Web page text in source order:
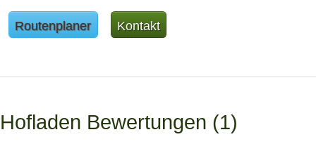
Routenplaner Kontakt
Hofladen Bewertungen 1